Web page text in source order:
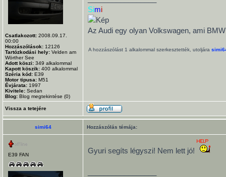
Csatlakozott: 2008.09.17.
00:00
Hozzászólások: 12126
Tartózkodási hely: Velden am
Wörther See
Adott köszi: 349 alkalommal
Kapott köszik: 400 alkalommal
Széria kód: E39
Motor tipusa: M51
Évjárata: 1997
Kivitele: Sedan
Blog: Blog megtekintése (0)
Simi
Az Audi egy olyan Volkswagen, ami
A hozzászólást 1 alkalommal szerkesztették, utoljára
Vissza a tetejére
simi64 Hozzászólás témája:
E39 FAN Gyuri segíts légyszi! Nem lett jó!